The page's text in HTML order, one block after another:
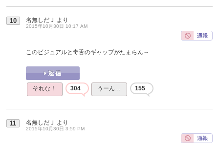
10 名無しだＪ より
2015年10月30日 10:17 AM
このビジュアルと毒舌のギャップがたまらん～
それな！ 304 うーん… 155
11 名無しだＪ より
2015年10月30日 3:59 PM